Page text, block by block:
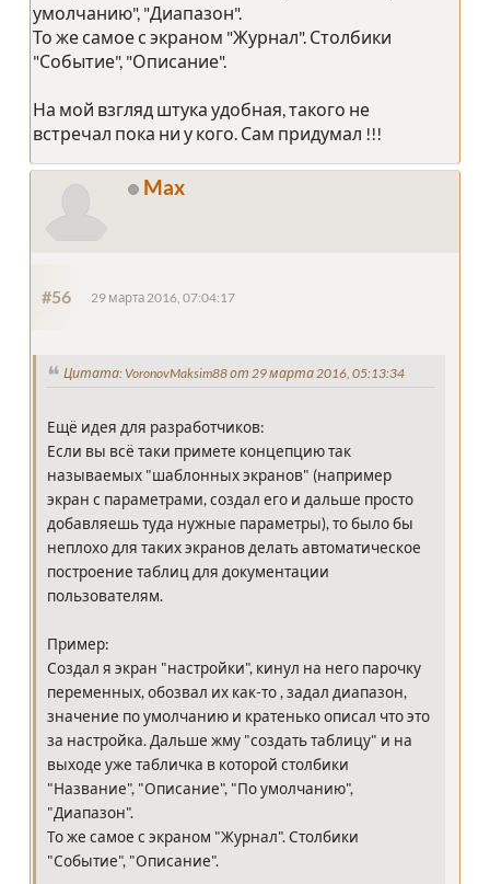
умолчанию", "Диапазон".
То же самое с экраном "Журнал". Столбики
"Событие", "Описание".
На мой взгляд штука удобная, такого не
встречал пока ни у кого. Сам придумал !!!
Max
#56 29 марта 2016, 07:04:17
Цитата: VoronovMaksim88 от 29 марта 2016, 05:13:34
Ещё идея для разработчиков:
Если вы всё таки примете концепцию так
называемых "шаблонных экранов" (например
экран с параметрами, создал его и дальше просто
добавляешь туда нужные параметры), то было бы
неплохо для таких экранов делать автоматическое
построение таблиц для документации
пользователям.
Пример:
Создал я экран "настройки", кинул на него парочку
переменных, обозвал их как-то , задал диапазон,
значение по умолчанию и кратенько описал что это
за настройка. Дальше жму "создать таблицу" и на
выходе уже табличка в которой столбики
"Название", "Описание", "По умолчанию",
"Диапазон".
То же самое с экраном "Журнал". Столбики
"Событие", "Описание".